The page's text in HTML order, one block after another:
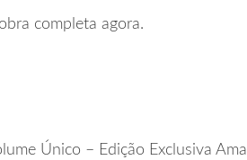
completa agora.
Único – Edição Exclusiva